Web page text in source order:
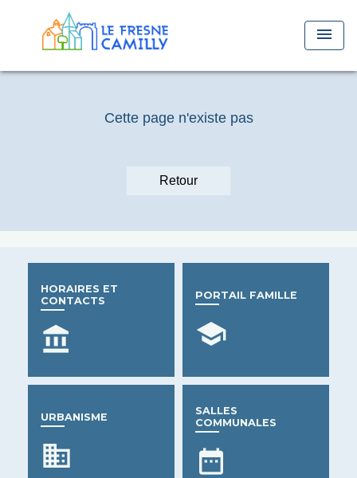
menu
Cette page n'existe pas
Retour
HORAIRES ET
CONTACTS
account_balance
PORTAIL FAMILLE
school
URBANISME
business
SALLES
COMMUNALES
date_range